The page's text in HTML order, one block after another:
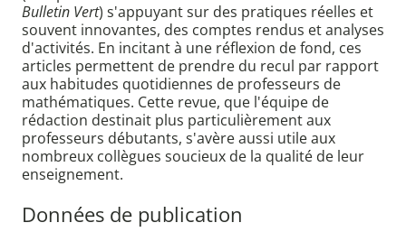
Bulletin Vert) s'appuyant sur des pratiques réelles et
souvent innovantes, des comptes rendus et analyses
d'activités. En incitant à une réflexion de fond, ces
articles permettent de prendre du recul par rapport
aux habitudes quotidiennes de professeurs de
mathématiques. Cette revue, que l'équipe de
rédaction destinait plus particulièrement aux
professeurs débutants, s'avère aussi utile aux
nombreux collègues soucieux de la qualité de leur
enseignement.
Données de publication